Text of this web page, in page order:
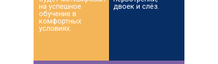
на успешное
обучение в
комфортных
условиях.
двоек и слёз.